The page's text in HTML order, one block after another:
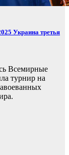
Украина третья
Всемирные
турнир на